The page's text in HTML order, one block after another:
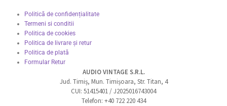
Politică de confidențialitate
Termeni si conditii
Politica de cookies
Politica de livrare și retur
Politica de plată
Formular Retur
AUDIO VINTAGE S.R.L.
Jud. Timiș, Mun. Timișoara, Str. Titan, 4
CUI: 51415401 / J2025016743004
Telefon: +40 722 220 434